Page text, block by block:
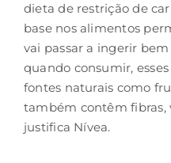
dieta de restrição de
base nos alimentos
vai passar a ingerir
quando consumir,
fontes naturais como
também contêm fibras,
justifica Nívea.